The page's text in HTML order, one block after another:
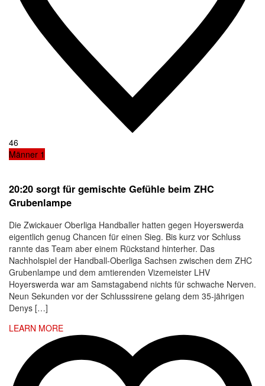
46
Männer 1
20:20 sorgt für gemischte Gefühle beim ZHC
Grubenlampe
Die Zwickauer Oberliga Handballer hatten gegen Hoyerswerda
eigentlich genug Chancen für einen Sieg. Bis kurz vor Schluss
rannte das Team aber einem Rückstand hinterher. Das
Nachholspiel der Handball-Oberliga Sachsen zwischen dem ZHC
Grubenlampe und dem amtierenden Vizemeister LHV
Hoyerswerda war am Samstagabend nichts für schwache Nerven.
Neun Sekunden vor der Schlusssirene gelang dem 35-jährigen
Denys […]
LEARN MORE